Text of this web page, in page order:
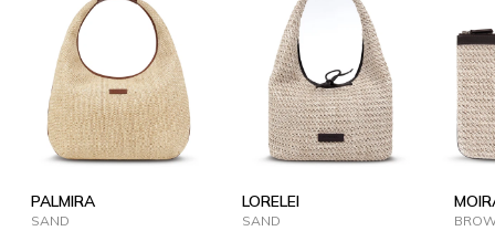
PALMIRA
SAND
LORELEI
SAND